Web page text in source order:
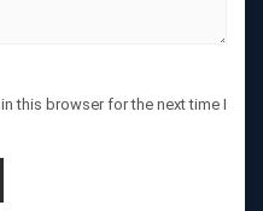
this browser for the next time I